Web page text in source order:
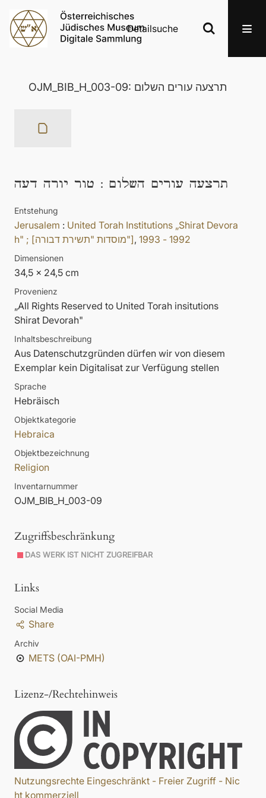
Detailsuche
OJM_BIB_H_003-09: תרצעה עורים השלום
תרצעה עורים השלום : טור יורה דעה
Entstehung
Jerusalem : United Torah Institutions „Shirat Devora
h" ; ‎‎[מוסדות "תשירת דבורה"], 1992 - 1993
Dimensionen
34,5 x 24,5 cm
Provenienz
„All Rights Reserved to United Torah insitutions
Shirat Devorah"
Inhaltsbeschreibung
Aus Datenschutzgründen dürfen wir von diesem
Exemplar kein Digitalisat zur Verfügung stellen
Sprache
Hebräisch
Objektkategorie
Hebraica
Objektbezeichnung
Religion
Inventarnummer
OJM_BIB_H_003-09
Zugriffsbeschränkung
DAS WERK IST NICHT ZUGREIFBAR
Links
Social Media
Share
Archiv
METS (OAI-PMH)
Lizenz-/Rechtehinweis
Nutzungsrechte Eingeschränkt - Freier Zugriff - Nic
ht kommerziell